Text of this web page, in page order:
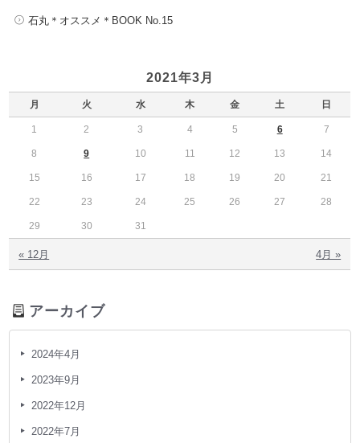
石丸＊オススメ＊BOOK No.15
2021年3月
月 火 水 木 金 土 日
« 12月 4月 »
1 2 3 4 5 6 7
8 9 10 11 12 13 14
15 16 17 18 19 20 21
22 23 24 25 26 27 28
29 30 31
アーカイブ
2024年4月
2023年9月
2022年12月
2022年7月